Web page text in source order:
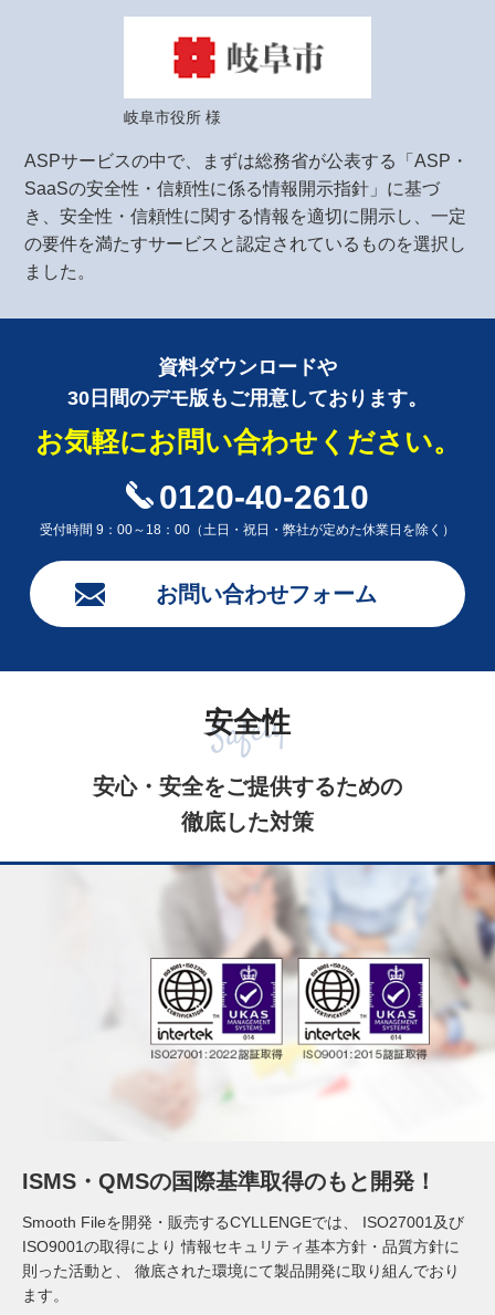
岐阜市役所 様
ASPサービスの中で、まずは総務省が公表する「ASP・
SaaSの安全性・信頼性に係る情報開示指針」に基づ
き、安全性・信頼性に関する情報を適切に開示し、一定
の要件を満たすサービスと認定されているものを選択し
ました。
資料ダウンロードや
30日間のデモ版もご用意しております。
お気軽にお問い合わせください。
0120-40-2610
受付時間 9：00～18：00（土日・祝日・弊社が定めた休業日を除く）
お問い合わせフォーム
安全性
安心・安全をご提供するための
徹底した対策
ISMS・QMSの国際基準取得のもと開発！
Smooth Fileを開発・販売するCYLLENGEでは、
ISO27001及び
ISO9001の取得により 情報セキュリティ基本方針・品質方針に
則った活動と、
徹底された環境にて製品開発に取り組んでおり
ます。